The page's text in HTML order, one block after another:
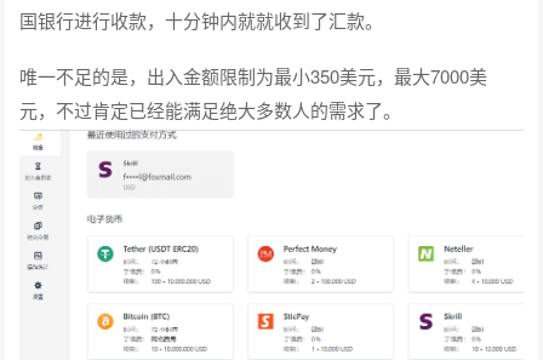
国银行进行收款，十分钟内就就收到了汇款。
唯一不足的是，出入金额限制为最小350美元，最大7000美
元，不过肯定已经能满足绝大多数人的需求了。